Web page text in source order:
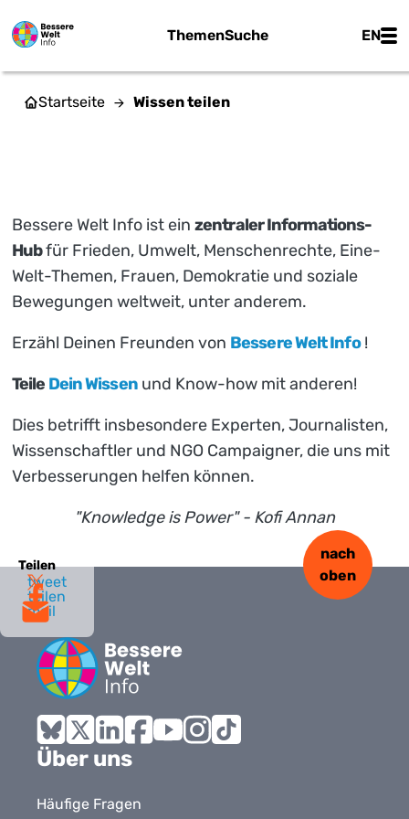
ThemenSuche EN
Teilen
tweet
teilen
mail
Startseite Wissen teilen
Bessere Welt Info ist ein zentraler Informations-
Hubfür Frieden, Umwelt, Menschenrechte, Eine-
Welt-Themen, Frauen, Demokratie und soziale
Bewegungen weltweit, unter anderem.
Erzähl Deinen Freunden von Bessere Welt Info!
Teile Dein Wissenund Know-how mit anderen!
Dies betrifft insbesondere Experten, Journalisten,
Wissenschaftler und NGO Campaigner, die uns mit
Verbesserungen helfen können.
"Knowledge is Power" - Kofi Annan
Bluesky
X LinkedInFacebook
nach
oben
Über uns
Häufige Fragen